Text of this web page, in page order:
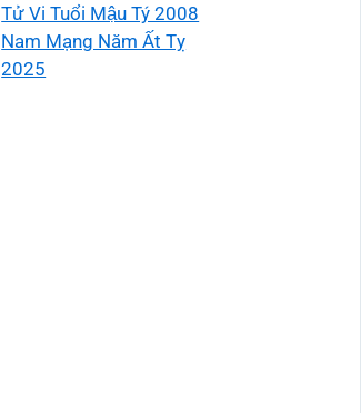
Tử Vi Tuổi Mậu Tý 2008
Nam Mạng Năm Ất Tỵ
2025